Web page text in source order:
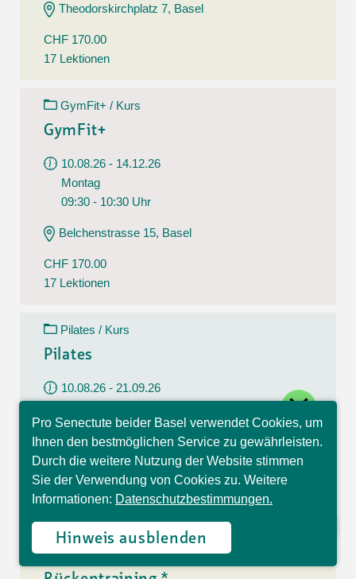
Theodorskirchplatz 7, Basel
CHF 170.00
17 Lektionen
GymFit+ / Kurs
GymFit+
10.08.26 - 14.12.26
Montag
09:30 - 10:30 Uhr
Belchenstrasse 15, Basel
CHF 170.00
17 Lektionen
Pilates / Kurs
Pilates
10.08.26 - 21.09.26
09:30 - 10:30 Uhr
Im Westfeld 6, Basel
CHF 140.00
7 Lektionen
Rückentraining / Kurs
Pro Senectute beider Basel verwendet Cookies, um
Ihnen den bestmöglichen Service zu gewährleisten.
Durch die weitere Nutzung der Website stimmen
Sie der Verwendung von Cookies zu. Weitere
Informationen: Datenschutzbestimmungen.
Hinweis ausblenden
Hallo, ich bin Sophia und
beantworte gerne Ihre
Fragen.
close